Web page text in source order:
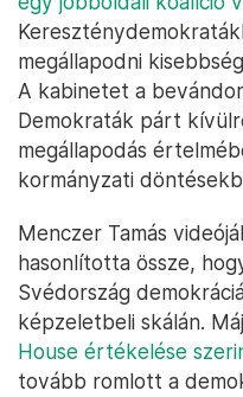
megállapodni
A kabinetet a
Demokraták párt
megállapodás
kormányzati
Menczer Tamás
hasonlította össze,
Svédország
képzeletbeli skálán.
House értékelése
tovább romlott a